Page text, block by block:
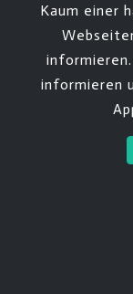
Kaum einer
informieren